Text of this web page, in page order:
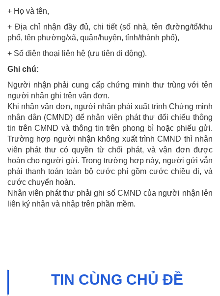
+ Họ và tên,
+ Địa chỉ nhận đầy đủ, chi tiết (số nhà, tên đường/tổ/khu
phố, tên phường/xã, quận/huyện, tỉnh/thành phố),
+ Số điện thoại liên hệ (ưu tiên di động).
Ghi chú:
Người nhận phải cung cấp chứng minh thư trùng với tên
người nhận ghi trên vận đơn.
Khi nhận vận đơn, người nhận phải xuất trình Chứng minh
nhân dân (CMND) để nhân viên phát thư đối chiếu thông
tin trên CMND và thông tin trên phong bì hoặc phiếu gửi.
Trường hợp người nhận không xuất trình CMND thì nhân
viên phát thư có quyền từ chối phát, và vận đơn được
hoàn cho người gửi. Trong trường hợp này, người gửi vẫn
phải thanh toán toàn bộ cước phí gồm cước chiều đi, và
cước chuyển hoàn.
Nhân viên phát thư phải ghi số CMND của người nhận lên
liên ký nhận và nhập trên phần mềm.
TIN CÙNG CHỦ ĐỀ